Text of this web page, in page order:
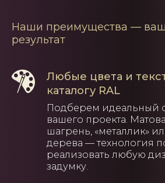
Наши преимущества —
результат
Любые цвета и
каталогу RAL
Подберем идеальный
вашего проекта.
шагрень, «металлик»
дерева — технология
реализовать любую
задумку.